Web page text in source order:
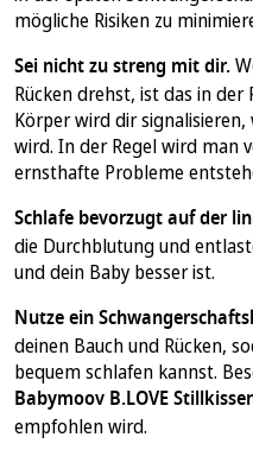
mögliche Risiken zu
Sei nicht zu streng mit dir.
Rücken drehst, ist das in
Körper wird dir
wird. In der Regel wird man
ernsthafte Probleme
Schlafe bevorzugt auf der
die Durchblutung und
und dein Baby besser ist.
Nutze ein
deinen Bauch und Rücken,
bequem schlafen kannst.
Babymoov B.LOVE
empfohlen wird.